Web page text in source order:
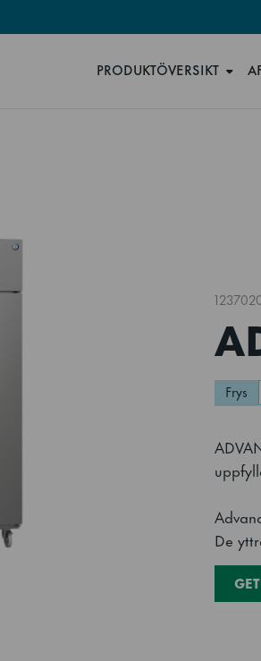
PRODUKTÖVERSIKT
Frys
De